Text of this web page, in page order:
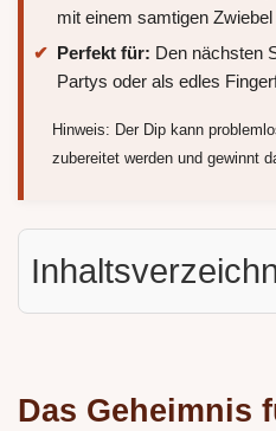
mit einem samtigen
Perfekt für: Den nächsten
Partys oder als edles
Hinweis: Der Dip kann
zubereitet werden und gewinnt
Das Geheimnis